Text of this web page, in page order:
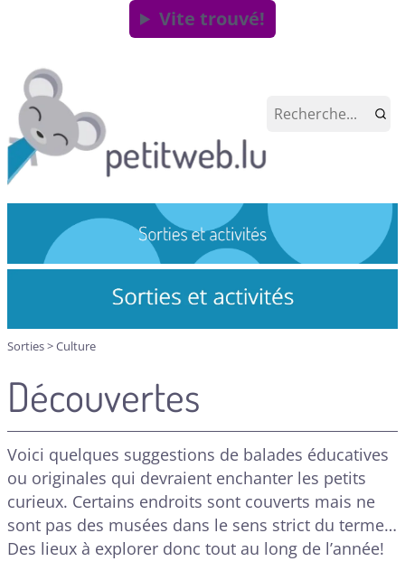
Vite trouvé!
Sorties>Culture
Découvertes
Voici quelques suggestions de balades éducatives
ou originales qui devraient enchanter les petits
curieux. Certains endroits sont couverts mais ne
sont pas des musées dans le sens strict du terme…
Des lieux à explorer donc tout au long de l’année!